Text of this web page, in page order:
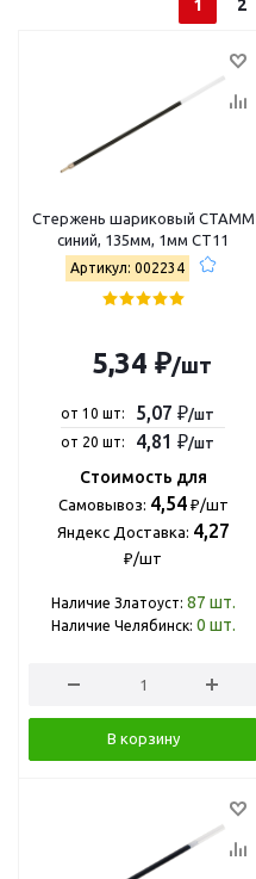
1 2
Стержень шариковый СТАММ
синий, 135мм, 1мм СТ11
Артикул: 002234
5,34 ₽/шт
от 10 шт: 5,07 ₽/шт
от 20 шт:
4,81 ₽/шт
Стоимость для
Самовывоз: 4,54₽/шт
Яндекс Доставка: 4,27
₽/шт
Наличие Златоуст: 87 шт.
Наличие Челябинск: 0 шт.
В корзину